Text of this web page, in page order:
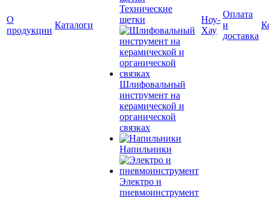
О
продукции
Каталоги
Технические
щетки
Шлифовальный
инструмент на
керамической и
органической
связках
Напильники
Электро и
пневмоинструмент
Ноу-
Хау
Оплата
и
доставка